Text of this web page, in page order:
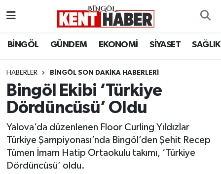
BİNGÖL GÜNDEM EKONOMİ SİYASET SAĞLIK
HABERLER BINGÖL SON DAKIKA HABERLERI
Bingöl Ekibi ‘Türkiye
Dördüncüsü’ Oldu
Yalova’da düzenlenen Floor Curling Yıldızlar
Türkiye Şampiyonası’nda Bingöl’den Şehit Recep
Tümen İmam Hatip Ortaokulu takımı, ‘Türkiye
Dördüncüsü’ oldu.
BİLİM-TEKNOLOJİ
DÜNYA
EĞİTİM
EKONOMİ
GENÇ
Bingöl Hava Durumu
Bingöl Namaz Vakitleri
Bingöl Trafik Yoğunluk Haritası
Süper Lig Puan Durumu ve Fikstür
Tüm Manşetler